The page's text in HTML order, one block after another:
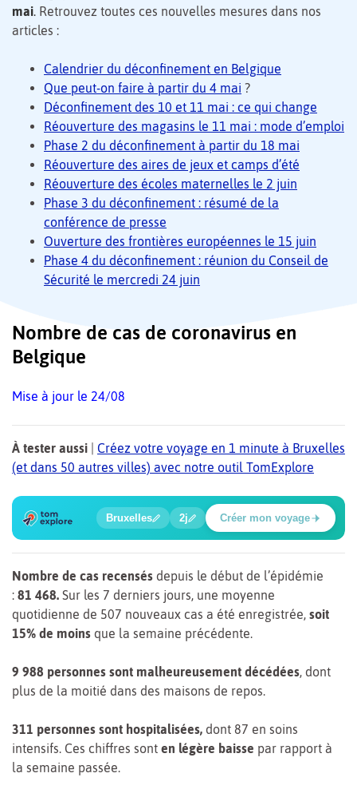
mai. Retrouvez toutes ces nouvelles mesures dans nos
articles :
Calendrier du déconfinement en Belgique
Que peut-on faire à partir du 4 mai ?
Déconfinement des 10 et 11 mai : ce qui change
Réouverture des magasins le 11 mai : mode d’emploi
Phase 2 du déconfinement à partir du 18 mai
Réouverture des aires de jeux et camps d’été
Réouverture des écoles maternelles le 2 juin
Phase 3 du déconfinement : résumé de la
conférence de presse
Ouverture des frontières européennes le 15 juin
Phase 4 du déconfinement : réunion du Conseil de
Sécurité le mercredi 24 juin
Nombre de cas de coronavirus en
Belgique
Mise à jour le 24/08
À tester aussi
Créez votre voyage en 1 minute à Bruxelles
(et dans 50 autres villes) avec notre outil TomExplore
🔍
🔍
🔍
🔍
Parc de Bruxelles
Bruxelles 2j Créer mon voyage
Nombre de cas recensés depuis le début de l’épidémie
: 81 468. Sur les 7 derniers jours, une moyenne
quotidienne de 507 nouveaux cas a été enregistrée, soit
15% de moins que la semaine précédente.
9 988 personnes sont malheureusement décédées, dont
plus de la moitié dans des maisons de repos.
311 personnes sont hospitalisées, dont 87 en soins
intensifs. Ces chiffres sont en légère baisse par rapport à
la semaine passée.